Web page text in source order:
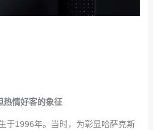
情好客的象征
于1996年。当时，为彰显哈萨克斯